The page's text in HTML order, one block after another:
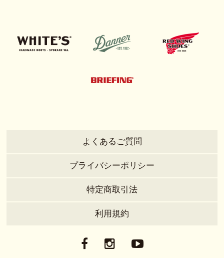
よくあるご質問
プライバシーポリシー
特定商取引法
利用規約